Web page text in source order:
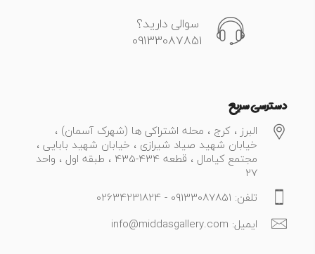
سوالی دارید؟
09133087851
دسترسی سریع
البرز ، کرج ، محله اشتراکی ها (شهرک آسمان) ،
خیابان شهید صیاد شیرازی ، خیابان شهید بابایی ،
مجتمع کیامال ، قطعه 434-435 ، طبقه اول ، واحد
27
تلفن: 09133087851 - 02634231824
ایمیل: info@middasgallery.com